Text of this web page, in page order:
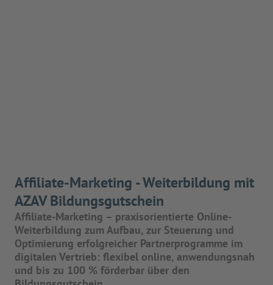
Affiliate-Marketing - Weiterbildung mit
AZAV Bildungsgutschein
Affiliate-Marketing – praxisorientierte Online-
Weiterbildung zum Aufbau, zur Steuerung und
Optimierung erfolgreicher Partnerprogramme im
digitalen Vertrieb: flexibel online, anwendungsnah
und bis zu 100 % förderbar über den